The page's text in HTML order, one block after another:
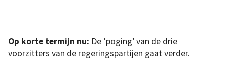
Op korte termijn nu: De ‘poging’ van de drie
voorzitters van de regeringspartijen gaat verder.